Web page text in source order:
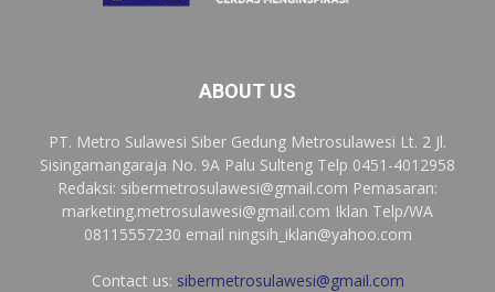
ABOUT US
PT. Metro Sulawesi Siber Gedung Metrosulawesi Lt. 2 Jl.
Sisingamangaraja No. 9A Palu Sulteng Telp 0451-4012958
Redaksi: sibermetrosulawesi@gmail.com Pemasaran:
marketing.metrosulawesi@gmail.com Iklan Telp/WA
08115557230 email ningsih_iklan@yahoo.com
Contact us: sibermetrosulawesi@gmail.com